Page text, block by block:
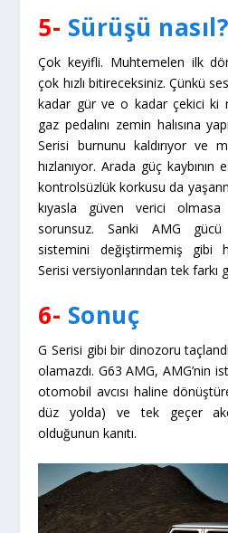
5- Sürüşü nasıl?
Çok keyifli. Muhtemelen ilk
çok hızlı bitireceksiniz. Çünkü
kadar gür ve o kadar çekici ki
gaz pedalını zemin halısına
Serisi burnunu kaldırıyor ve
hızlanıyor. Arada güç kaybının
kontrolsüzlük korkusu da
kıyasla güven verici
sorunsuz. Sanki AMG gücü
sistemini değiştirmemiş gibi
Serisi versiyonlarından tek farkı
6- Sonuç
G Serisi gibi bir dinozoru
olamazdı. G63 AMG, AMG’nin
otomobil avcısı haline
düz yolda) ve tek geçer
olduğunun kanıtı.